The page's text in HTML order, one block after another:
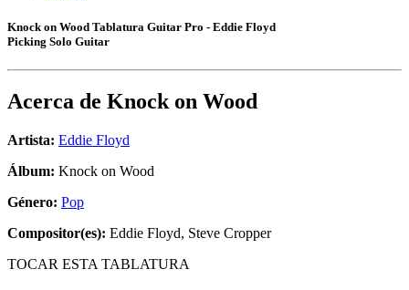
Knock on Wood Tablatura Guitar Pro - Eddie Floyd
Picking Solo Guitar
Acerca de Knock on Wood
Artista: Eddie Floyd
Álbum: Knock on Wood
Género: Pop
Compositor(es): Eddie Floyd, Steve Cropper
TOCAR ESTA TABLATURA